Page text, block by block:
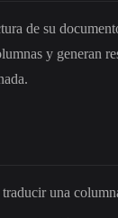
de su
y generan
una